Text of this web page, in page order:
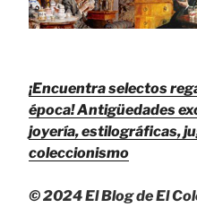
¡Encuentra selectos
época!Antigüedades
joyería, estilográficas,
coleccionismo
© 2024 El Blog de El